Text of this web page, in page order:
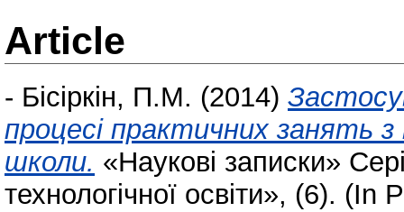
Article
- Бісіркін, П.М. (2014)
процесі практичних занять
школи. «Наукові записки»
технологічної освіти», (6). (In